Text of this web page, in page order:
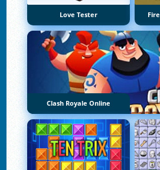
Love Tester
Clash Royale Online